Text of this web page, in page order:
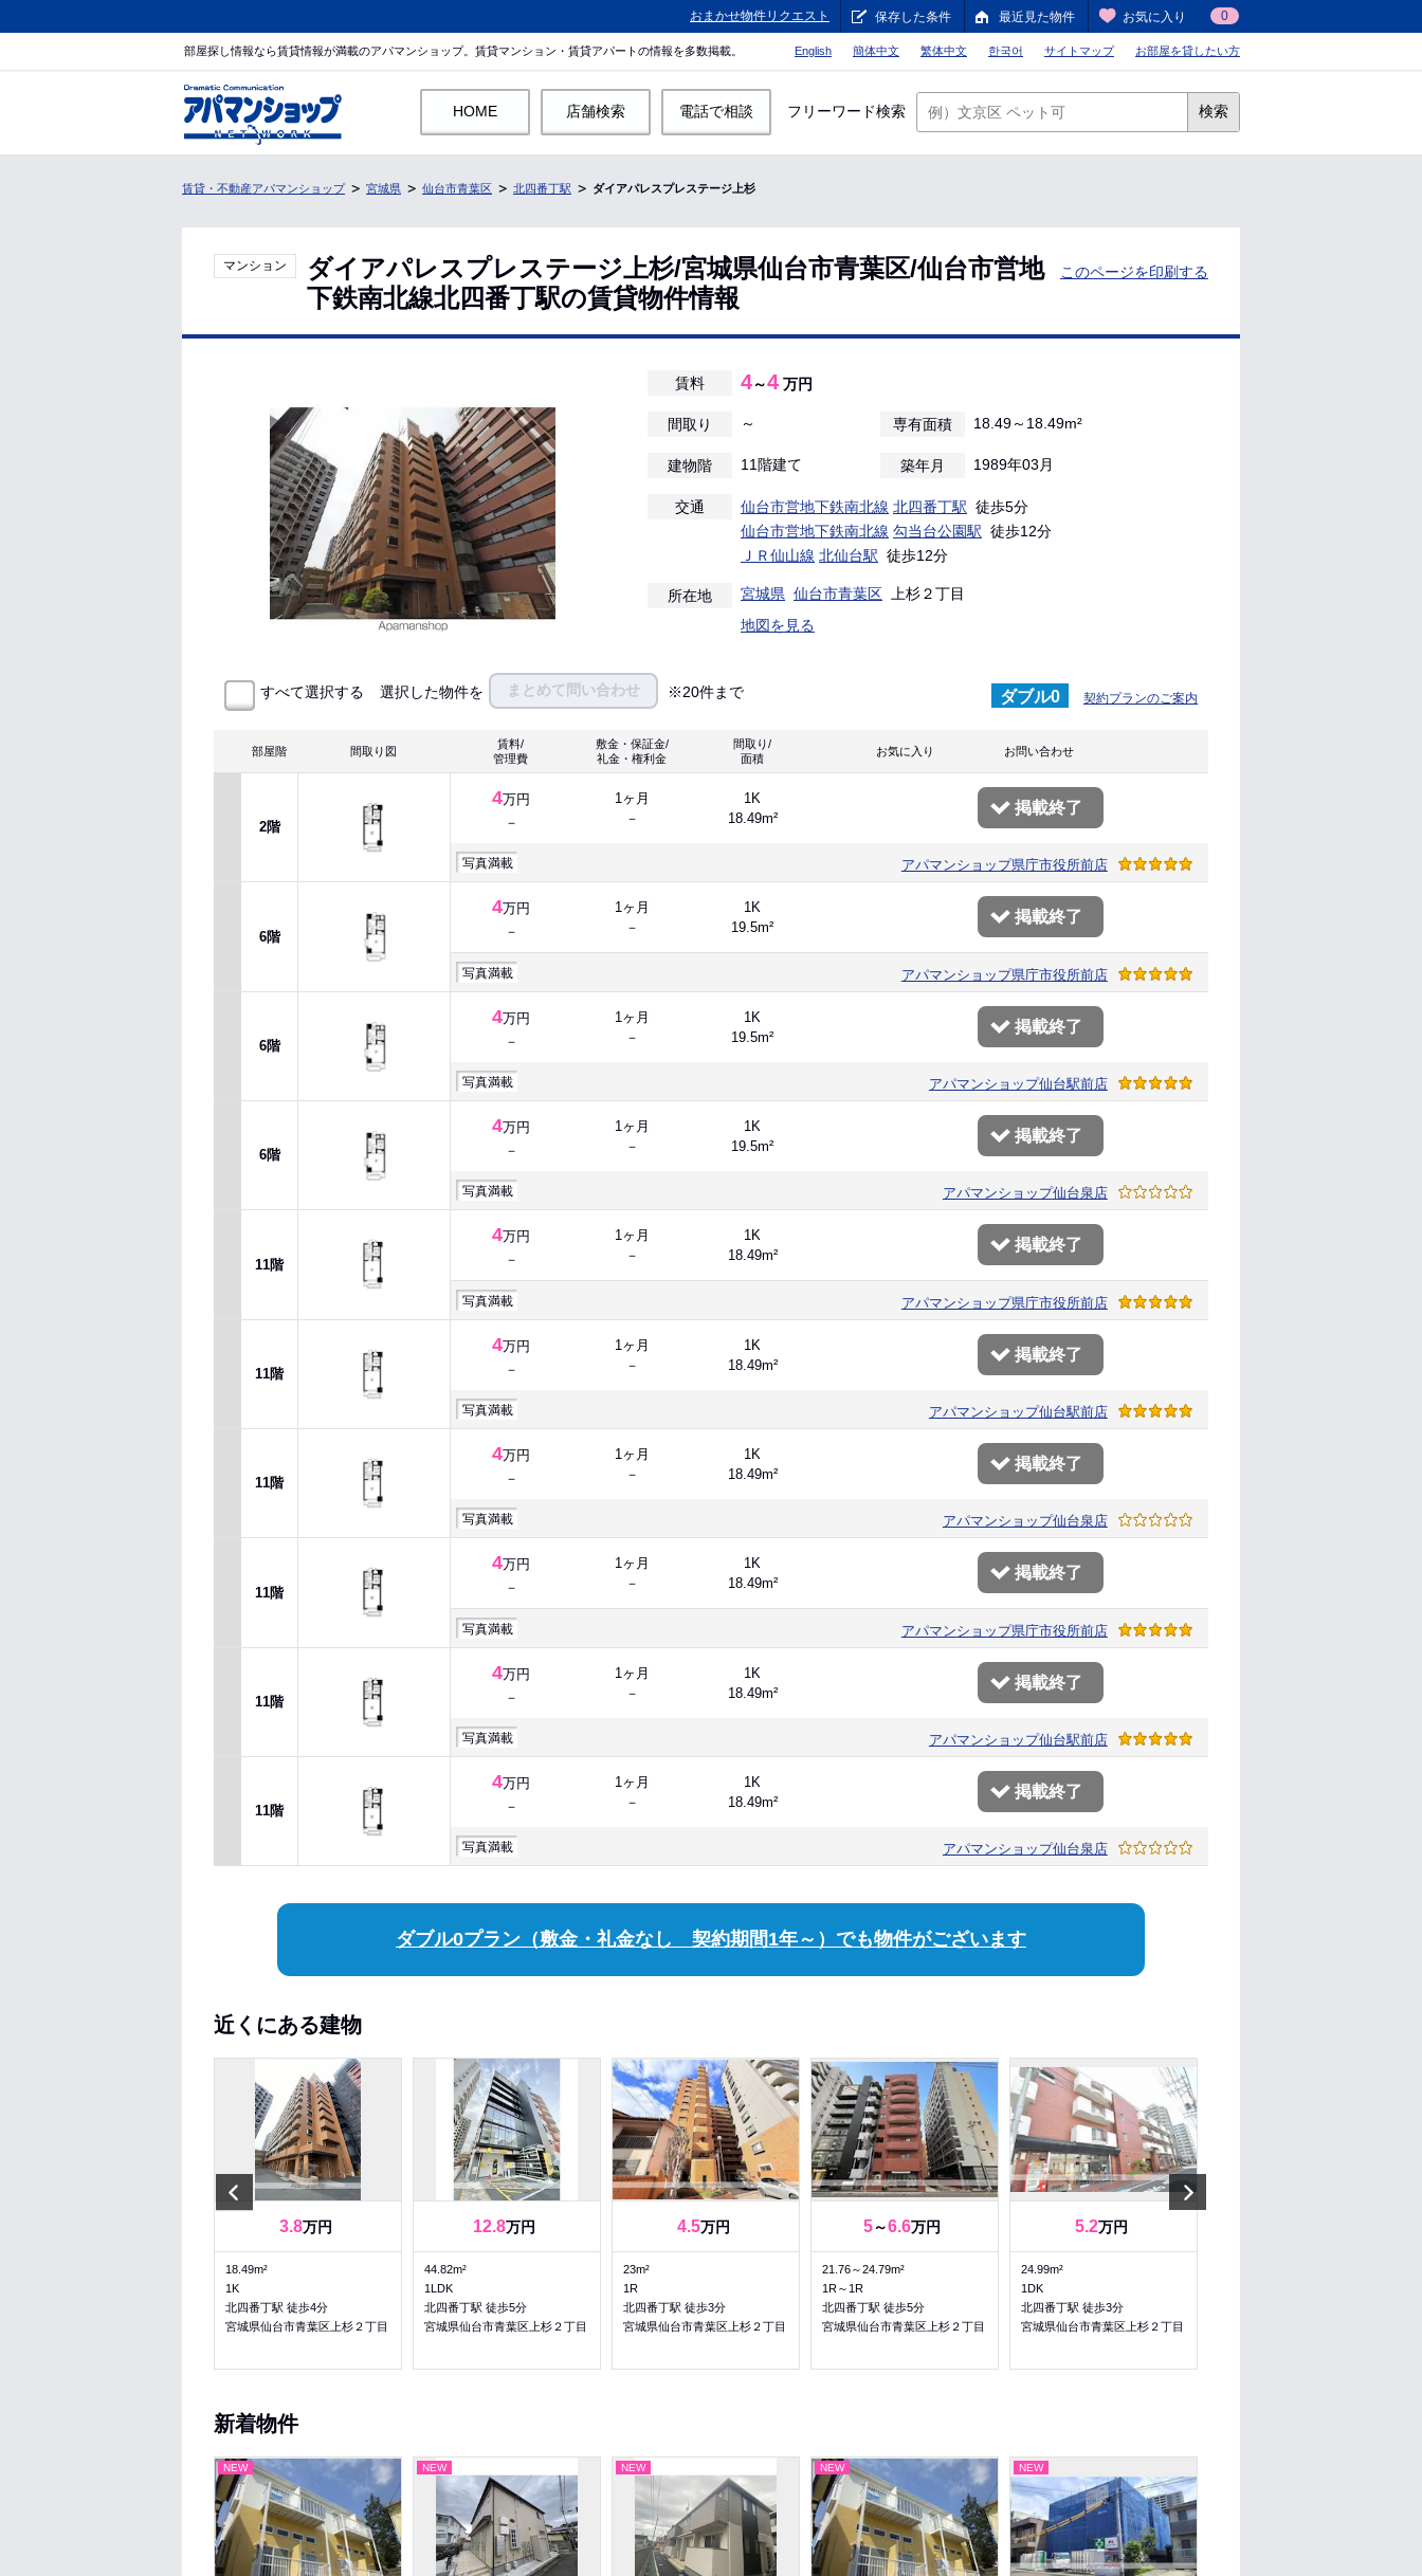
おまかせ物件リクエスト 保存した条件 最近見た物件 お気に入り 0
部屋探し情報なら賃貸情報が満載のアパマンショップ。賃貸マンション・賃貸アパートの情報を多数掲載。 English 簡体中文 繁体中文 한국어 サイトマップ お部屋を貸したい方
HOME 店舗検索 電話で相談 フリーワード検索 検索
賃貸・不動産アパマンショップ 宮城県 仙台市青葉区 北四番丁駅 ダイアパレスプレステージ上杉
マンション
ダイアパレスプレステージ上杉/宮城県仙台市青葉区/仙台市営地
下鉄南北線北四番丁駅の賃貸物件情報
このページを印刷する
賃料 4～4 万円
間取り ～ 専有面積 18.49～18.49m²
建物階 11階建て 築年月 1989年03月
交通 仙台市営地下鉄南北線 北四番丁駅 徒歩5分
仙台市営地下鉄南北線 勾当台公園駅 徒歩12分
ＪＲ仙山線 北仙台駅 徒歩12分
所在地 宮城県 仙台市青葉区 上杉２丁目
地図を見る
すべて選択する 選択した物件を まとめて問い合わせ ※20件まで ダブル0 契約プランのご案内
部屋階 間取り図
賃料/
管理費
敷金・保証金/
礼金・権利金
間取り/
面積
お気に入り お問い合わせ
2階
4万円
－
1ヶ月
－
1K
18.49m²
掲載終了
写真満載 アパマンショップ県庁市役所前店
6階
4万円
－
1ヶ月
－
1K
19.5m²
掲載終了
写真満載 アパマンショップ県庁市役所前店
6階
4万円
－
1ヶ月
－
1K
19.5m²
掲載終了
写真満載 アパマンショップ仙台駅前店
6階
4万円
－
1ヶ月
－
1K
19.5m²
掲載終了
写真満載 アパマンショップ仙台泉店
11階
4万円
－
1ヶ月
－
1K
18.49m²
掲載終了
写真満載 アパマンショップ県庁市役所前店
11階
4万円
－
1ヶ月
－
1K
18.49m²
掲載終了
写真満載 アパマンショップ仙台駅前店
11階
4万円
－
1ヶ月
－
1K
18.49m²
掲載終了
写真満載 アパマンショップ仙台泉店
11階
4万円
－
1ヶ月
－
1K
18.49m²
掲載終了
写真満載 アパマンショップ県庁市役所前店
11階
4万円
－
1ヶ月
－
1K
18.49m²
掲載終了
写真満載 アパマンショップ仙台駅前店
11階
4万円
－
1ヶ月
－
1K
18.49m²
掲載終了
写真満載 アパマンショップ仙台泉店
ダブル0プラン（敷金・礼金なし 契約期間1年～）でも物件がございます
近くにある建物
Previous
3.8万円
18.49m²
1K
北四番丁駅 徒歩4分
宮城県仙台市青葉区上杉２丁目
12.8万円
44.82m²
1LDK
北四番丁駅 徒歩5分
宮城県仙台市青葉区上杉２丁目
4.5万円
23m²
1R
北四番丁駅 徒歩3分
宮城県仙台市青葉区上杉２丁目
5～6.6万円
21.76～24.79m²
1R～1R
北四番丁駅 徒歩5分
宮城県仙台市青葉区上杉２丁目
5.2万円
24.99m²
1DK
北四番丁駅 徒歩3分
宮城県仙台市青葉区上杉２丁目
新着物件
NEW NEW NEW NEW NEW